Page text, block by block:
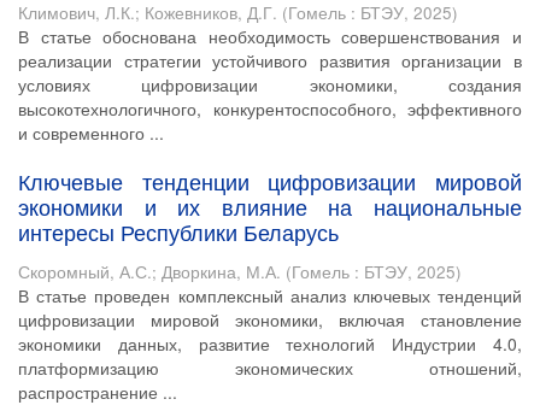
Климович, Л.К.; Кожевников, Д.Г. (Гомель : БТЭУ, 2025)
В статье обоснована необходимость совершенствования и
реализации стратегии устойчивого развития организации в
условиях цифровизации экономики, создания
высокотехнологичного, конкурентоспособного, эффективного
и современного ...
Ключевые тенденции цифровизации мировой
экономики и их влияние на национальные
интересы Республики Беларусь
Скоромный, А.С.; Дворкина, М.А. (Гомель : БТЭУ, 2025)
В статье проведен комплексный анализ ключевых тенденций
цифровизации мировой экономики, включая становление
экономики данных, развитие технологий Индустрии 4.0,
платформизацию экономических отношений,
распространение ...